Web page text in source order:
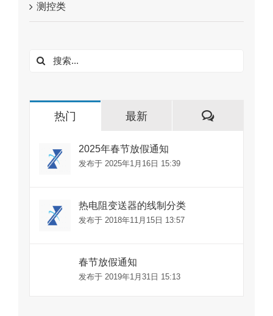
测控类
搜
热门 最新
评
2025年春节放假通知
发布于 2025年1月16日 15:39
热电阻变送器的线制分类
发布于 2018年11月15日 13:57
春节放假通知
发布于 2019年1月31日 15:13